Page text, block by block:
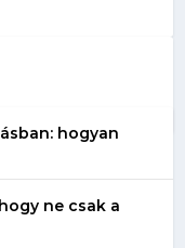
hogyan
ne csak a